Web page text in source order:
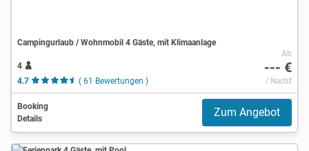
Campingurlaub / Wohnmobil 4 Gäste, mit Klimaanlage
4
4.7
( 61 Bewertungen )
Ab
--- €
/ Nacht
Booking
Details
Zum Angebot